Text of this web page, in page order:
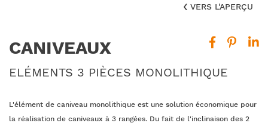
VERS L'APERÇU
CANIVEAUX
ELÉMENTS 3 PIÈCES MONOLITHIQUE
L'élément de caniveau monolithique est une solution économique pour
la réalisation de caniveaux à 3 rangées. Du fait de l'inclinaison des 2